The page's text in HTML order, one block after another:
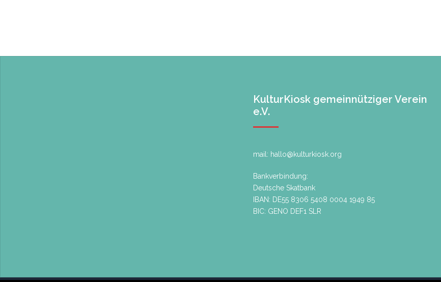
KulturKiosk gemeinnütziger Verein
e.V.
mail: hallo@kulturkiosk.org
Bankverbindung:
Deutsche Skatbank
IBAN: DE55 8306 5408 0004 1949 85
BIC: GENO DEF1 SLR